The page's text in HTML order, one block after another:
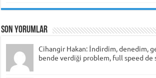
Son Yorumlar
Cihangir Hakan: İndirdim, denedim,
bende verdiği problem, full speed de